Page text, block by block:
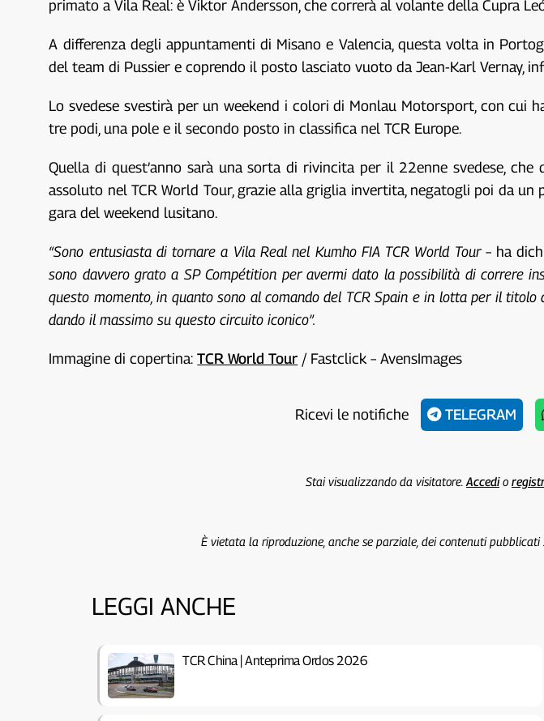
primato a Vila Real: è Viktor Andersson, che correrà al volante della Cupra
A differenza degli appuntamenti di Misano e Valencia, questa volta in
del team di Pussier e coprendo il posto lasciato vuoto da Jean-Karl Vernay,
Lo svedese svestirà per un weekend i colori di Monlau Motorsport, con cui
tre podi, una pole e il secondo posto in classifica nel TCR Europe.
Quella di quest’anno sarà una sorta di rivincita per il 22enne svedese,
assoluto nel TCR World Tour, grazie alla griglia invertita, negatogli poi da
gara del weekend lusitano.
“Sono entusiasta di tornare a Vila Real nel Kumho FIA TCR World Tour– ha
sono davvero grato a SP Compétition per avermi dato la possibilità di correre
questo momento, in quanto sono al comando del TCR Spain e in lotta per il titolo
dando il massimo su questo circuito iconico”.
Immagine di copertina:TCR World Tour / Fastclick – AvensImages
Ricevi le notifiche TELEGRAM
Stai visualizzando da visitatore. Accedio
È vietata la riproduzione, anche se parziale, dei contenuti
LEGGI ANCHE
TCR China | Anteprima Ordos 2026